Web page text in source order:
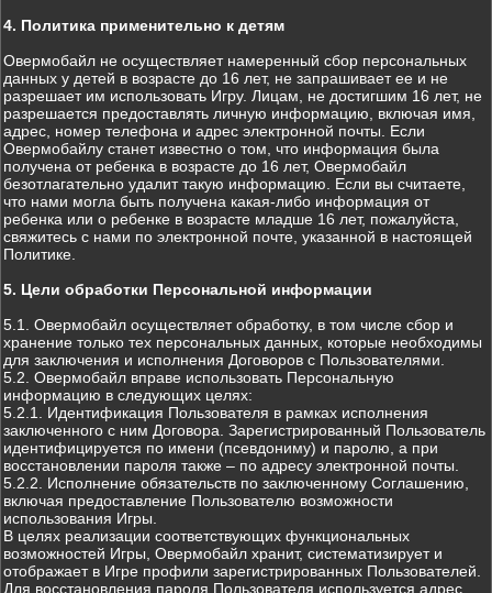
4. Политика применительно к детям
Овермобайл не осуществляет намеренный сбор персональных
данных у детей в возрасте до 16 лет, не запрашивает ее и не
разрешает им использовать Игру. Лицам, не достигшим 16 лет, не
разрешается предоставлять личную информацию, включая имя,
адрес, номер телефона и адрес электронной почты. Если
Овермобайлу станет известно о том, что информация была
получена от ребенка в возрасте до 16 лет, Овермобайл
безотлагательно удалит такую информацию. Если вы считаете,
что нами могла быть получена какая-либо информация от
ребенка или о ребенке в возрасте младше 16 лет, пожалуйста,
свяжитесь с нами по электронной почте, указанной в настоящей
Политике.
5. Цели обработки Персональной информации
5.1. Овермобайл осуществляет обработку, в том числе сбор и
хранение только тех персональных данных, которые необходимы
для заключения и исполнения Договоров с Пользователями.
5.2. Овермобайл вправе использовать Персональную
информацию в следующих целях:
5.2.1. Идентификация Пользователя в рамках исполнения
заключенного с ним Договора. Зарегистрированный Пользователь
идентифицируется по имени (псевдониму) и паролю, а при
восстановлении пароля также – по адресу электронной почты.
5.2.2. Исполнение обязательств по заключенному Соглашению,
включая предоставление Пользователю возможности
использования Игры.
В целях реализации соответствующих функциональных
возможностей Игры, Овермобайл хранит, систематизирует и
отображает в Игре профили зарегистрированных Пользователей.
Для восстановления пароля Пользователя используется адрес